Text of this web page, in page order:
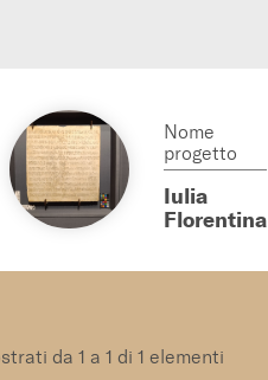
Nome
progetto
Iulia
Florentina
da 1 a 1 di 1 elementi